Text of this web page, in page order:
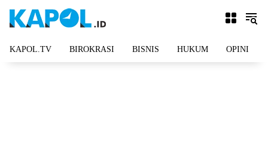
KAPOL.TV BIROKRASI BISNIS HUKUM OPINI